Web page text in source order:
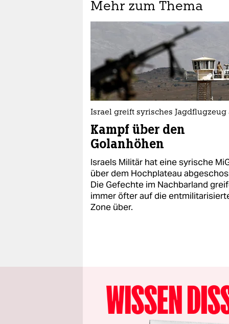
Mehr zum Thema
Israel greift syrisches Jagdflugzeug
Kampf über den
Golanhöhen
Israels Militär hat eine syrische
über dem Hochplateau
Die Gefechte im Nachbarland
immer öfter auf die
Zone über.